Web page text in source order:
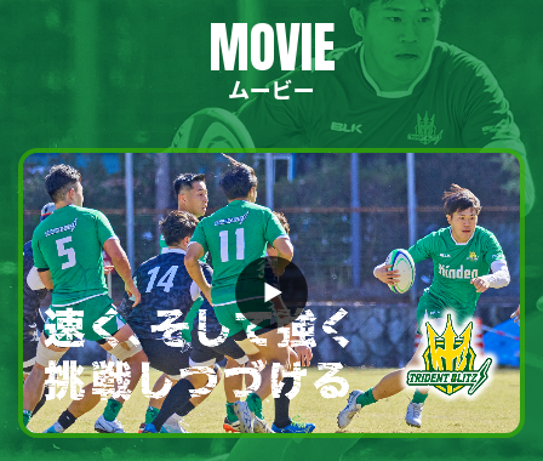
MOVIE
ムービー